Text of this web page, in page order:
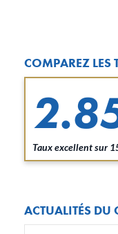
COMPAREZ LES
Taux excellent sur
ACTUALITÉS DU